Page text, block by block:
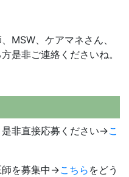
MSW、ケアマネさん、
是非ご連絡くださいね。
非直接応募ください→こ
師を募集中→こちら をどう